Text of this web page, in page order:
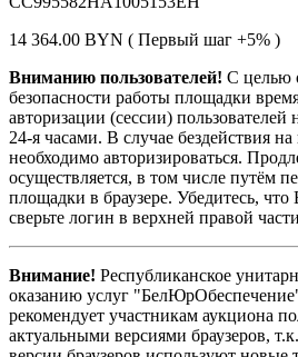
14 364.00 BYN ( Первый шаг +5% )
Вниманию пользователей! С целью
безопасности работы площадки
авторизации (сессии)
24-я часами. В случае бездействия
необходимо авторизироваться.
осуществляется, в том числе путём
площадки в браузере. Убедитесь,
сверьте логин в верхней правой
Внимание! Республиканское
оказанию услуг
рекомендует участникам аукциона
актуальными версиями браузеров,